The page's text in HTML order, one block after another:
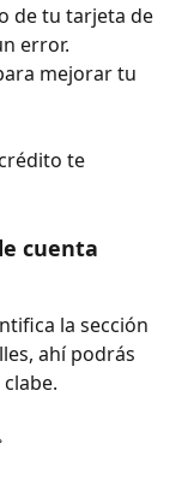
de tu tarjeta de
error.
mejorar tu
te
cuenta
la sección
ahí podrás